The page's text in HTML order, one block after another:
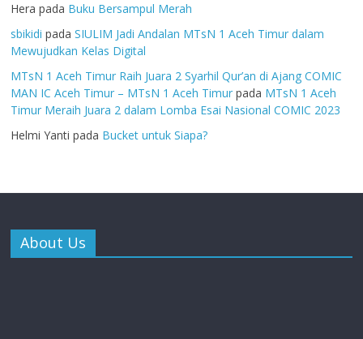
Hera pada Buku Bersampul Merah
sbikidi padaSIULIM Jadi Andalan MTsN 1 Aceh Timur dalam
Mewujudkan Kelas Digital
MTsN 1 Aceh Timur Raih Juara 2 Syarhil Qur’an di Ajang COMIC
MAN IC Aceh Timur – MTsN 1 Aceh Timur pada MTsN 1 Aceh
Timur Meraih Juara 2 dalam Lomba Esai Nasional COMIC 2023
Helmi Yanti pada Bucket untuk Siapa?
About Us